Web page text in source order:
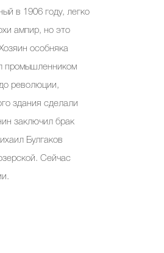
в 1906 году, легко
ампир, но это
особняка
промышленником
революции,
здания сделали
заключил брак
Булгаков
Сейчас